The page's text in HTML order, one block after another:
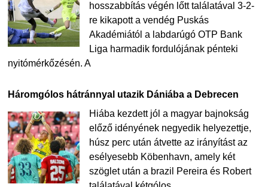
hosszabbítás végén lőtt találatával 3-2-
re kikapott a vendég Puskás
Akadémiától a labdarúgó OTP Bank
Liga harmadik fordulójának pénteki
nyitómérkőzésén. A
Háromgólos hátránnyal utazik Dániába a Debrecen
Hiába kezdett jól a magyar bajnokság
előző idényének negyedik helyezettje,
húsz perc után átvette az irányítást az
esélyesebb Köbenhavn, amely két
szöglet után a brazil Pereira és Robert